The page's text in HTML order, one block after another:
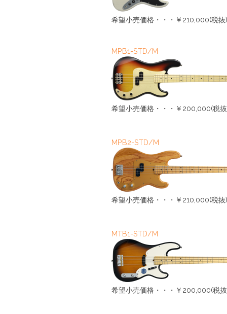
希望小売価格・・・￥210,000(税抜)
MPB1-STD/M
希望小売価格・・・￥200,000(税
MPB2-STD/M
希望小売価格・・・￥210,000(税抜)
MTB1-STD/M
希望小売価格・・・￥200,000(税